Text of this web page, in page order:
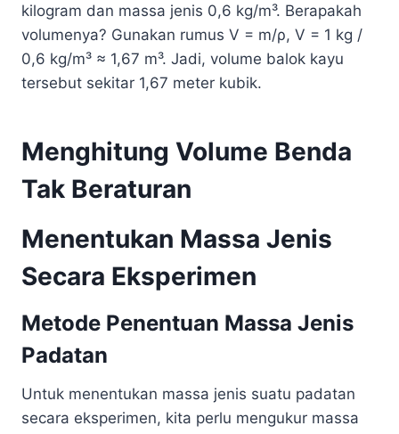
kilogram dan massa jenis 0,6 kg/m³. Berapakah
volumenya? Gunakan rumus V = m/ρ, V = 1 kg /
0,6 kg/m³ ≈ 1,67 m³. Jadi, volume balok kayu
tersebut sekitar 1,67 meter kubik.
Menghitung Volume Benda
Tak Beraturan
Menentukan Massa Jenis
Secara Eksperimen
Metode Penentuan Massa Jenis
Padatan
Untuk menentukan massa jenis suatu padatan
secara eksperimen, kita perlu mengukur massa